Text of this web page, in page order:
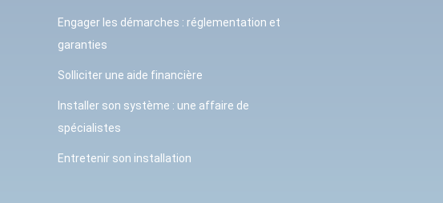
Engager les démarches : réglementation et
garanties
Solliciter une aide financière
Installer son système : une affaire de
spécialistes
Entretenir son installation